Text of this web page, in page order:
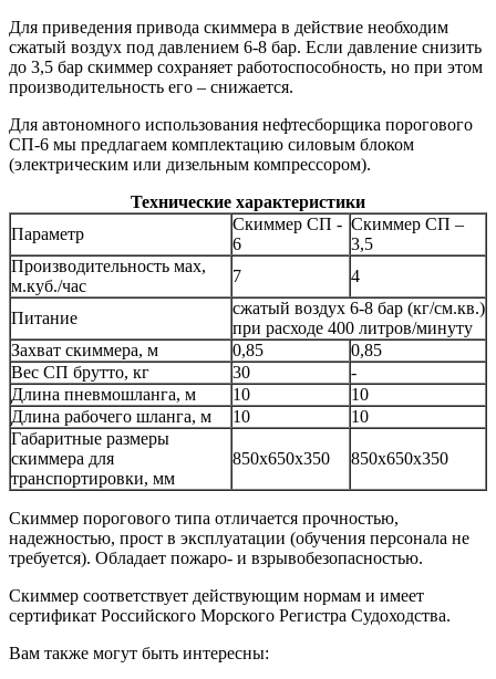
Для приведения привода скиммера в действие необходим
сжатый воздух под давлением 6-8 бар. Если давление снизить
до 3,5 бар скиммер сохраняет работоспособность, но при этом
производительность его – снижается.
Для автономного использования нефтесборщика порогового
СП-6 мы предлагаем комплектацию силовым блоком
(электрическим или дизельным компрессором).
Параметр
Скиммер СП -
6
Скиммер СП –
3,5
Производительность мах,
м.куб./час
7 4
Питание
сжатый воздух 6-8 бар (кг/см.кв.)
при расходе 400 литров/минуту
Захват скиммера, м
0,85
0,85
Вес СП брутто, кг
30
-
Длина пневмошланга, м
10
10
Длина рабочего шланга, м
10
10
Габаритные размеры
скиммера для
транспортировки, мм
850х650х350 850х650х350
Технические характеристики
Скиммер порогового типа отличается прочностью,
надежностью, прост в эксплуатации (обучения персонала не
требуется). Обладает пожаро- и взрывобезопасностью.
Скиммер соответствует действующим нормам и имеет
сертификат Российского Морского Регистра Судоходства.
Вам также могут быть интересны: